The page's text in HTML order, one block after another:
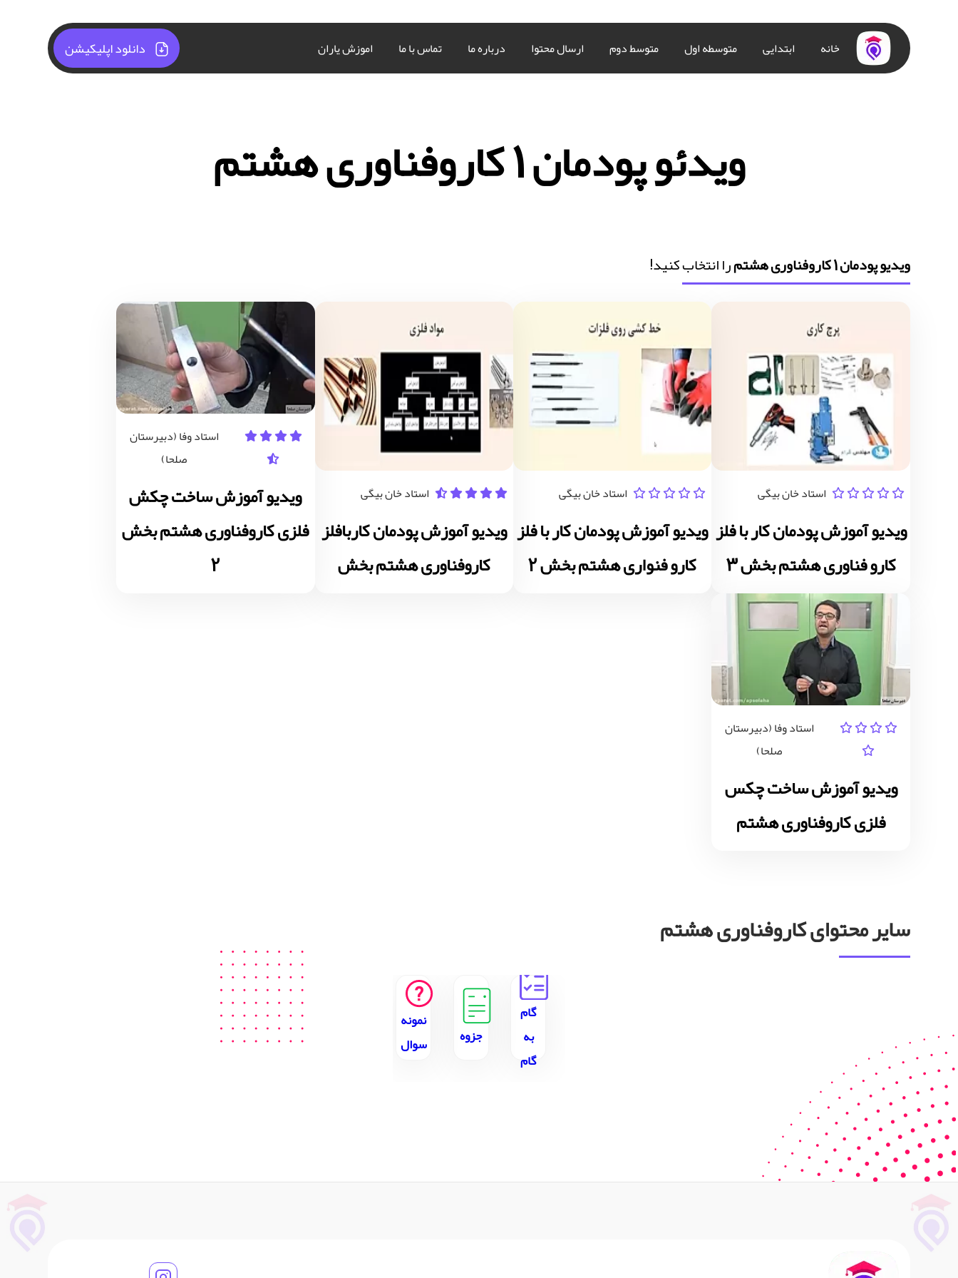
خانه ابتدایی متوسطه اول متوسط دوم ارسال محتوا درباره ما تماس با ما اموزش یاران دانلود اپلیکیشن
ویدئو پودمان 1 کاروفناوری هشتم
ویدیو پودمان 1 کاروفناوری هشتم را انتخاب کنید!
استاد خان بیگی
ویدیو آموزش پودمان کار با فلز
کارو فناوری هشتم بخش 3
استاد خان بیگی
ویدیو آموزش پودمان کار با فلز
کارو فنواری هشتم بخش 2
استاد خان بیگی
ویدیو آموزش پودمان کاربافلز
کاروفناوری هشتم بخش
استاد وفا (دبیرستان
صلحا)
ویدیو آموزش ساخت چکش
فلزی کاروفناوری هشتم بخش
2
استاد وفا (دبیرستان
صلحا)
ویدیو آموزش ساخت چکس
فلزی کاروفناوری هشتم
سایر محتوای کاروفناوری هشتم
گام
به
گام
جزوه
نمونه
سوال